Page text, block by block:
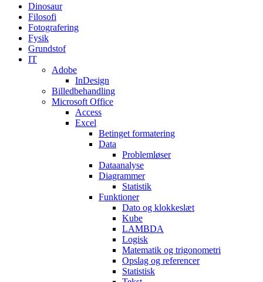
Dinosaur
Filosofi
Fotografering
Fysik
Grundstof
IT
Adobe
InDesign
Billedbehandling
Microsoft Office
Access
Excel
Betinget formatering
Data
Problemløser
Dataanalyse
Diagrammer
Statistik
Funktioner
Dato og klokkeslæt
Kube
LAMBDA
Logisk
Matematik og trigonometri
Opslag og referencer
Statistisk